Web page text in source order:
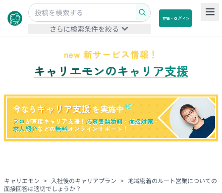
さらに検索条件を絞る
登録・ログイン
new 新サービス情報！
キャリエモンのキャリア支援
今なら キャリア支援 を実施中
プロが直接キャリア支援！応募書類添削 ・ 面接対策・
求人紹介などの無料オンラインサポート！
キャリエモン > 入社後のキャリアプラン > 地域密着のルート営業についての
面接回答は適切でしょうか？